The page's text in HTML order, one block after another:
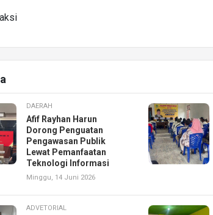
DAERAH
Afif Rayhan Harun
Dorong Penguatan
Pengawasan Publik
Lewat Pemanfaatan
Teknologi Informasi
Minggu, 14 Juni 2026
ADVETORIAL